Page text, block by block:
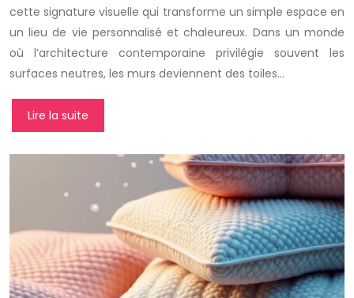
cette signature visuelle qui transforme un simple espace en
un lieu de vie personnalisé et chaleureux. Dans un monde
où l’architecture contemporaine privilégie souvent les
surfaces neutres, les murs deviennent des toiles…
Lire la suite